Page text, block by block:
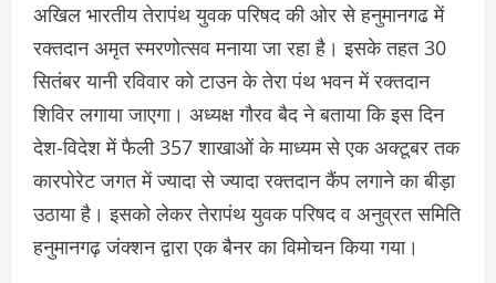
अखिल भारतीय तेरापंथ युवक परिषद की ओर से हनुमानगढ में
रक्तदान अमृत स्मरणोत्सव मनाया जा रहा है। इसके तहत 30
सितंबर यानी रविवार को टाउन के तेरा पंथ भवन में रक्तदान
शिविर लगाया जाएगा। अध्यक्ष गौरव बैद ने बताया कि इस दिन
देश-विदेश में फैली 357 शाखाओं के माध्यम से एक अक्टूबर तक
कारपोरेट जगत में ज्यादा से ज्यादा रक्तदान कैंप लगाने का बीड़ा
उठाया है। इसको लेकर तेरापंथ युवक परिषद व अनुव्रत समिति
हनुमानगढ़ जंक्शन द्वारा एक बैनर का विमोचन किया गया।